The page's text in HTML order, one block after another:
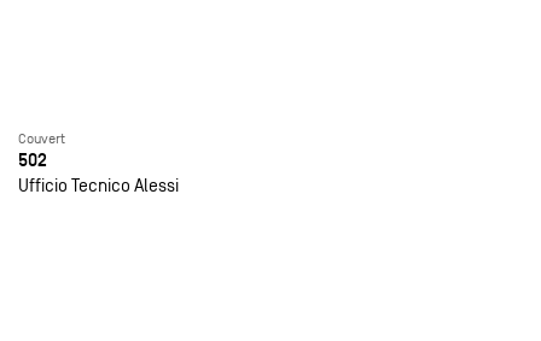
Couvert
502
Ufficio Tecnico Alessi